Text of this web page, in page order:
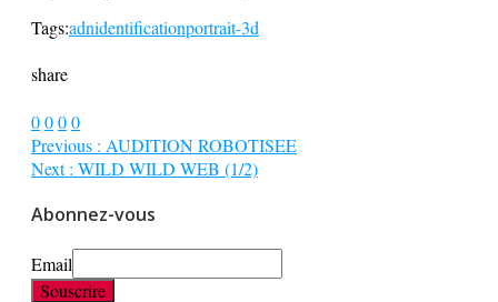
Tags:adnidentificationportrait-3d
share
0000
Previous : AUDITION ROBOTISEE
Next : WILD WILD WEB (1/2)
Abonnez-vous
Email